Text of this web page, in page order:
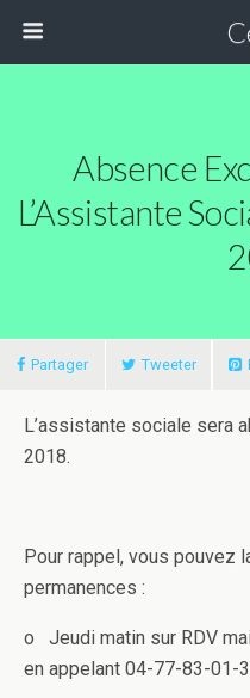
Absence
L’Assistante
Partager Tweeter
L’assistante sociale sera
2018.
Pour rappel, vous pouvez
permanences :
o Jeudi matin sur RDV
en appelant 04-77-83-01-